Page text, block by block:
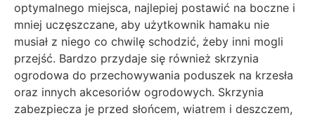
optymalnego miejsca, najlepiej postawić na boczne i
mniej uczęszczane, aby użytkownik hamaku nie
musiał z niego co chwilę schodzić, żeby inni mogli
przejść. Bardzo przydaje się również skrzynia
ogrodowa do przechowywania poduszek na krzesła
oraz innych akcesoriów ogrodowych. Skrzynia
zabezpiecza je przed słońcem, wiatrem i deszczem,